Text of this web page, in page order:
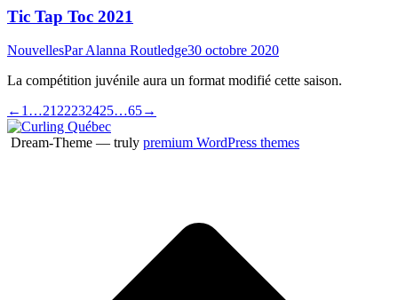
Tic Tap Toc 2021
NouvellesParAlanna Routledge30 octobre 2020
La compétition juvénile aura un format modifié cette saison.
← 1 …21 22232425…65→
Dream-Theme — truly premium WordPress themes